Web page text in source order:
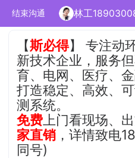
结束沟通
【斯必得】 专注动
新技术企业，服务
育、电网、医疗、
打造稳定、高效、
测系统。
免费 上门看现场、
家直销 ，详情致电
同号)